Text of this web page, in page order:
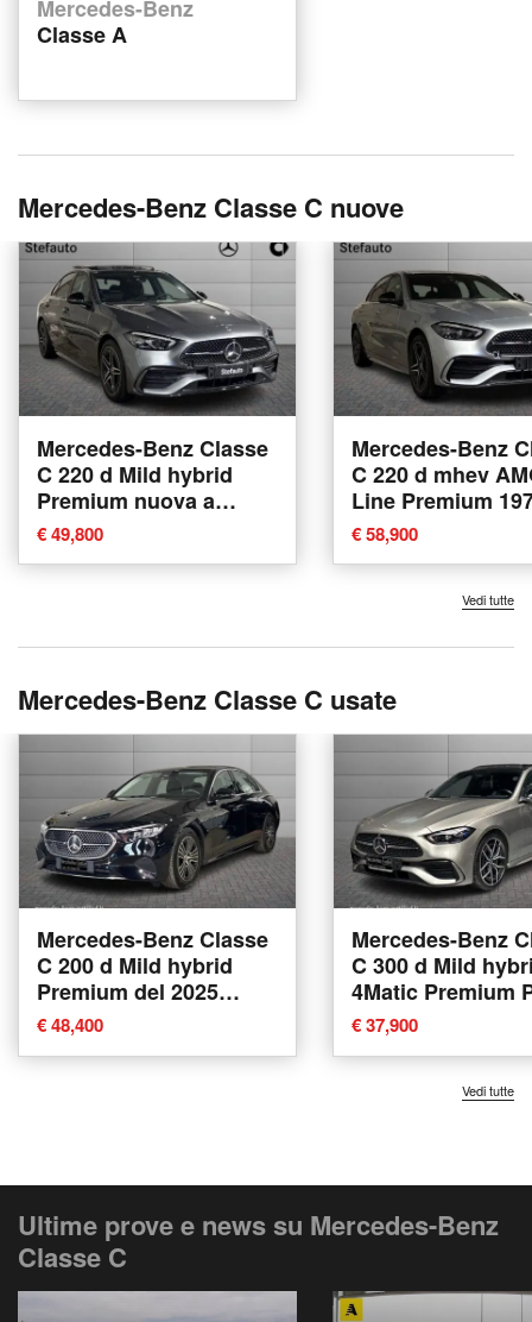
Mercedes-Benz
Classe A
Mercedes-Benz Classe C nuove
Mercedes-Benz Classe
C 220 d Mild hybrid
Premium nuova a
Bologna
€ 49,800
Mercedes-Benz
C 220 d mhev
Line Premium
auto nuova a
€ 58,900
Vedi tutte
Mercedes-Benz Classe C usate
Mercedes-Benz Classe
C 200 d Mild hybrid
Premium del 2025
usata a Bologna
€ 48,400
Mercedes-Benz
C 300 d Mild
4Matic Premium
del 2022 usata a
Bologna
€ 37,900
Vedi tutte
Ultime prove e news su Mercedes-Benz
Classe C